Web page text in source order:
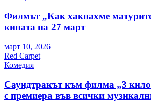
Филмът „Как хакнахме
кината на 27 март
март 10, 2026
Red Carpet
Комедия
Саундтракът към филма „3
с премиера във всички